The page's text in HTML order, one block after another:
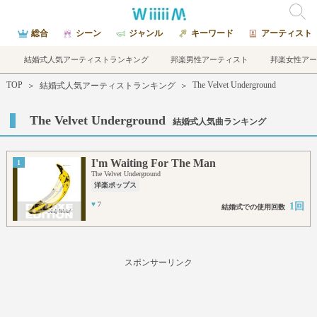
総合 シーン ジャンル キーワード アーティスト
結婚式人気アーティストランキング 邦楽男性アーティスト 邦楽女性ア
TOP ＞ 結婚式人気アーティストランキング ＞ The Velvet Underground
The Velvet Underground 結婚式人気曲ランキング
1 I'm Waiting For The Man
The Velvet Underground
洋楽ポップス
♥ 7 結婚式での使用回数 1回
スポンサーリンク